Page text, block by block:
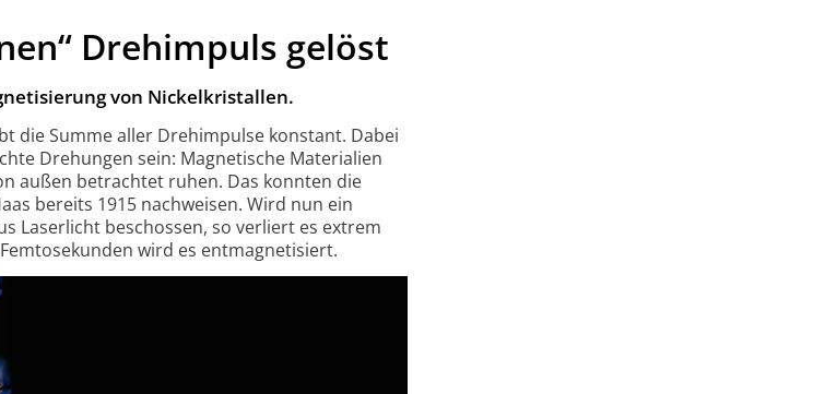
Drehimpuls gelöst
von Nickelkristallen.
die Summe aller Drehimpulse konstant. Dabei
Drehungen sein: Magnetische Materialien
außen betrachtet ruhen. Das konnten die
bereits 1915 nachweisen. Wird nun ein
Laserlicht beschossen, so verliert es extrem
wird es entmag­netisiert.